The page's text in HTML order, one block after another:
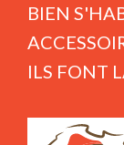
BIEN
ILS FONT